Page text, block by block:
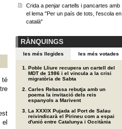
té
Crida a penjar cartells i pancartes amb
el lema "Per un país de tots, l'escola en
català"
RÀNQUINGS
les més llegides les més votades
Poble Lliure recupera un cartell del
MDT de 1986 i el vincula a la crisi
migratòria de Sabta
Carles Rebassa rebutja amb un
poema la invitació dels reis
espanyols a Marivent
La XXXIX Pujada al Port de Salau
reivindicarà el Pirineu com a espai
d'unió entre Catalunya i Occitània